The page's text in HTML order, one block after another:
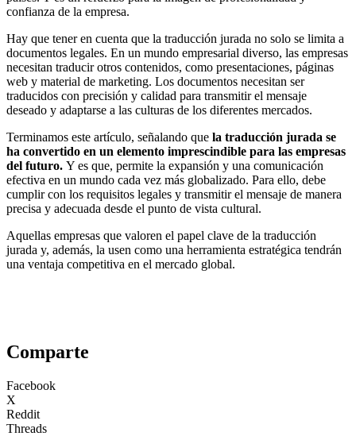
confianza de la empresa.
Hay que tener en cuenta que la traducción jurada no solo se limita a
documentos legales. En un mundo empresarial diverso, las empresas
necesitan traducir otros contenidos, como presentaciones, páginas
web y material de marketing. Los documentos necesitan ser
traducidos con precisión y calidad para transmitir el mensaje
deseado y adaptarse a las culturas de los diferentes mercados.
Terminamos este artículo, señalando que la traducción jurada se
ha convertido en un elemento imprescindible para las empresas
del futuro. Y es que, permite la expansión y una comunicación
efectiva en un mundo cada vez más globalizado. Para ello, debe
cumplir con los requisitos legales y transmitir el mensaje de manera
precisa y adecuada desde el punto de vista cultural.
Aquellas empresas que valoren el papel clave de la traducción
jurada y, además, la usen como una herramienta estratégica tendrán
una ventaja competitiva en el mercado global.
Comparte
Facebook
X
Reddit
Threads